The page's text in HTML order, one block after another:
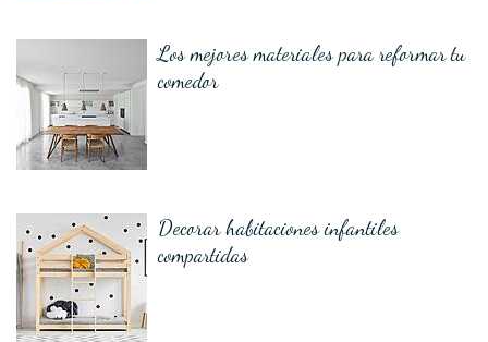
Los mejores materiales para reformar tu
comedor
Decorar habitaciones infantiles
compartidas